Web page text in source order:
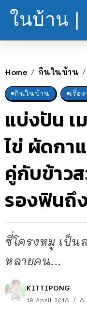
ในบ้าน |
Home / กินในบ้าน /
กินในบ้าน เรื่อ
แบ่งปัน เ
ไข่ ผัดกา
คู่กับข้าว
รองฟินถึ
ซี่โครงหมู เป็น
หลายคน...
KITTIPONG
19 April 2018 8